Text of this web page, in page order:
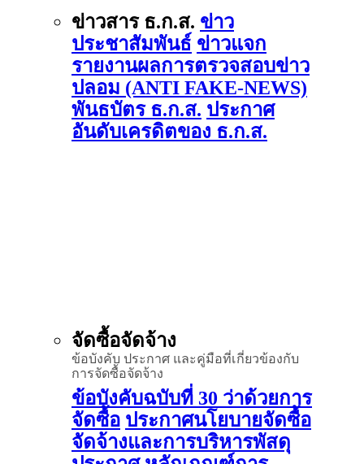
ข่าวสาร ธ.ก.ส. ข่าว
ประชาสัมพันธ์ ข่าวแจก
รายงานผลการตรวจสอบข่าว
ปลอม (ANTI FAKE-NEWS)
พันธบัตร ธ.ก.ส. ประกาศ
อันดับเครดิตของ ธ.ก.ส.
จัดซื้อจัดจ้าง
ข้อบังคับ ประกาศ และคู่มือที่เกี่ยวข้องกับ
การจัดซื้อจัดจ้าง
ข้อบังคับฉบับที่ 30 ว่าด้วยการ
จัดซื้อ ประกาศนโยบายจัดซื้อ
จัดจ้างและการบริหารพัสดุ